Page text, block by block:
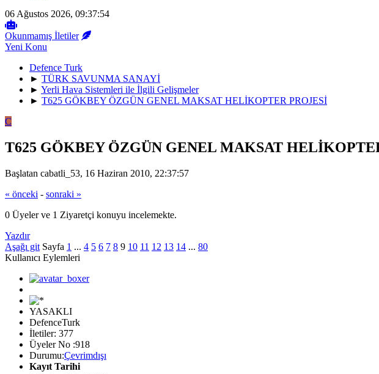
06 Ağustos 2026, 09:37:54
Okunmamış İletiler
Yeni Konu
Defence Turk
► TÜRK SAVUNMA SANAYİ
► Yerli Hava Sistemleri ile İlgili Gelişmeler
► T625 GÖKBEY ÖZGÜN GENEL MAKSAT HELİKOPTER PROJESİ
C
T625 GÖKBEY ÖZGÜN GENEL MAKSAT
Başlatan cabatli_53, 16 Haziran 2010, 22:37:57
« önceki - sonraki »
0 Üyeler ve 1 Ziyaretçi konuyu incelemekte.
Yazdır
Aşağı git Sayfa 1 ... 4 5 6 7 8 9 10 11 12 13 14 ... 80
Kullanıcı Eylemleri
YASAKLI
DefenceTurk
İletiler: 377
Üyeler No :918
Durumu:Çevrimdışı
Kayıt Tarihi